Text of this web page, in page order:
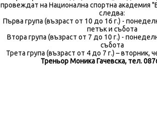
провеждат на Национална спортна академия
следва:
Първа група (възраст от 10 до 16 г.) -
петък и събота
Втора група (възраст от 7 до 10 г.) -
събота
Трета група (възраст от 4 до 7 г.) – вторник,
Треньор Моника Гачевска, тел.